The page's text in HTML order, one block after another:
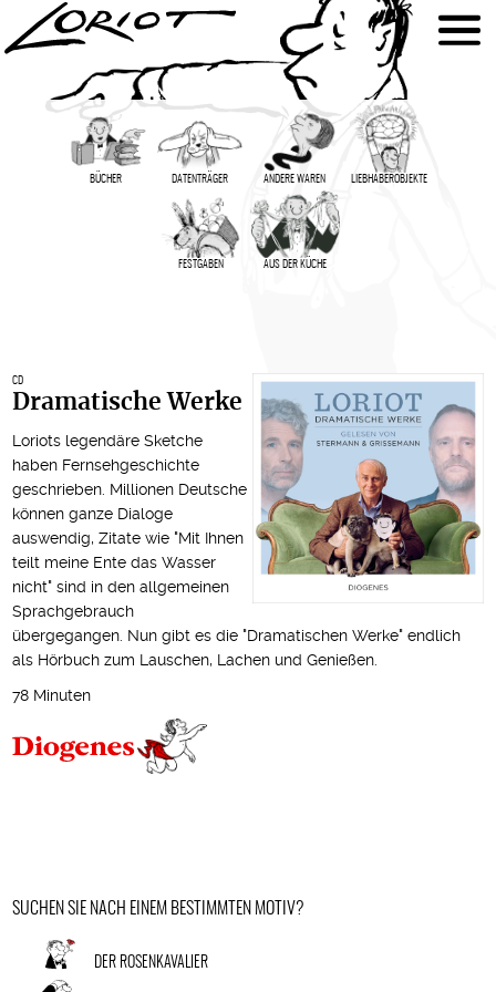
BÜCHER DATENTRÄGER ANDERE WAREN LIEBHABER­OBJEKTE
FESTGABEN AUS DER KÜCHE
CD
Dramatische Werke
Loriots legendäre Sketche
haben Fernsehgeschichte
geschrieben. Millionen Deutsche
können ganze Dialoge
auswendig, Zitate wie "Mit Ihnen
teilt meine Ente das Wasser
nicht" sind in den allgemeinen
Sprachgebrauch
übergegangen. Nun gibt es die "Dramatischen Werke" endlich
als Hörbuch zum Lauschen, Lachen und Genießen.
78 Minuten
SUCHEN SIE NACH EINEM BESTIMMTEN MOTIV?
DER ROSENKAVALIER